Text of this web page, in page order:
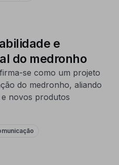
e
do medronho
se como um projeto
do medronho, aliando
novos produtos